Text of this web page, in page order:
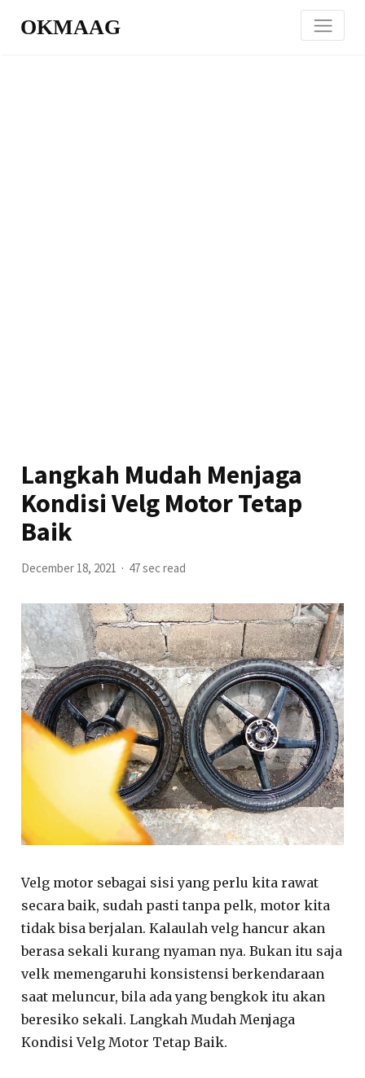
OKMAAG
Langkah Mudah Menjaga
Kondisi Velg Motor Tetap
Baik
December 18, 2021 47 sec read
Velg motor sebagai sisi yang perlu kita rawat
secara baik, sudah pasti tanpa pelk, motor kita
tidak bisa berjalan. Kalaulah velg hancur akan
berasa sekali kurang nyaman nya. Bukan itu saja
velk memengaruhi konsistensi berkendaraan
saat meluncur, bila ada yang bengkok itu akan
beresiko sekali. Langkah Mudah Menjaga
Kondisi Velg Motor Tetap Baik.